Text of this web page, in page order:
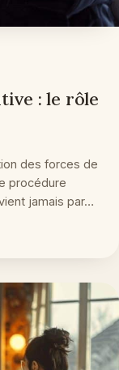
: le rôle
des forces de
procédure
jamais par…